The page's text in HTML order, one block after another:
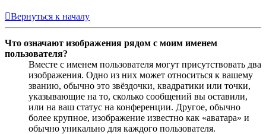
Вернуться к началу
Что означают изображения рядом с моим именем
пользователя?
Вместе с именем пользователя могут присутствовать два
изображения. Одно из них может относиться к вашему
званию, обычно это звёздочки, квадратики или точки,
указывающие на то, сколько сообщений вы оставили,
или на ваш статус на конференции. Другое, обычно
более крупное, изображение известно как «аватара» и
обычно уникально для каждого пользователя.